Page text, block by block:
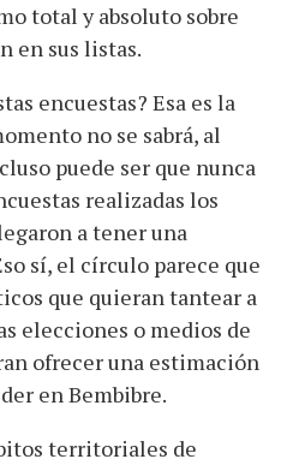
total y absoluto sobre
en sus listas.
encuestas? Esa es la
no se sabrá, al
puede ser que nunca
realizadas los
a tener una
sí, el círculo parece que
que quieran tantear a
elecciones o medios de
ofrecer una estimación
en Bembibre.
territoriales de